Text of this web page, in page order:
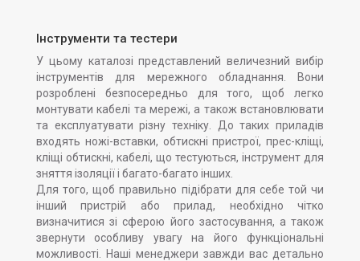
Інструменти та тестери
У цьому каталозі представлений величезний вибір
інструментів для мережного обладнання. Вони
розроблені безпосередньо для того, щоб легко
монтувати кабелі та мережі, а також встановлювати
та експлуатувати різну техніку. До таких приладів
входять ножі-вставки, обтискні пристрої, прес-кліщі,
кліщі обтискні, кабелі, що тестуються, інструмент для
зняття ізоляції і багато-багато інших.
Для того, щоб правильно підібрати для себе той чи
інший пристрій або прилад, необхідно чітко
визначитися зі сферою його застосування, а також
звернути особливу увагу на його функціональні
можливості. Наші менеджери завжди вас детально